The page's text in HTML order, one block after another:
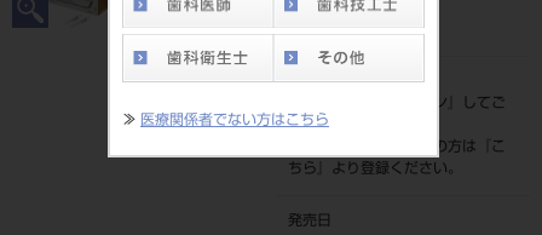
≫ 医療関係者でない方はこちら
JAN/EANコード
標準価格
ログイン
』してご
覧ください。
ネット会員登録がまだの方は『
こ
ちら
』より登録ください。
発売日